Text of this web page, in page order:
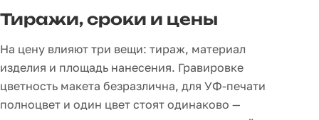
Тиражи, сроки и цены
На цену влияют три вещи: тираж, материал
изделия и площадь нанесения. Гравировке
цветность макета безразлична, для УФ-печати
полноцвет и один цвет стоят одинаково —